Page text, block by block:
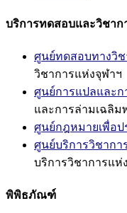
บริการทดสอบและวิชาก
ศูนย์ทดสอบทางวิช
วิชาการแห่งจุฬาฯ
ศูนย์การแปลและก
และการล่ามเฉลิม
ศูนย์กฎหมายเพื่อ
ศูนย์บริการวิชาก
บริการวิชาการแ
พิพิธภัณฑ์